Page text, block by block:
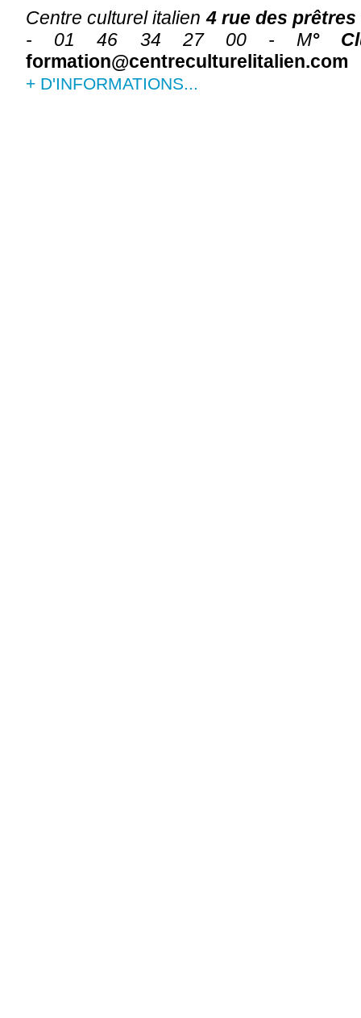
Centre culturel italien4 rue des
- 01 46 34 27 00 - M°
formation@centreculturelitalien.com
+ D'INFORMATIONS...